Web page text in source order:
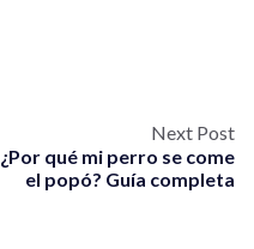
Next Post
¿Por qué mi perro se come
el popó? Guía completa